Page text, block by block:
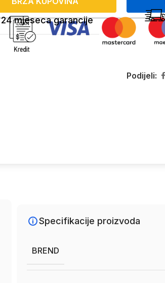
24 mjeseca garancije
Podijeli:
Specifikacije proizvoda
BREND